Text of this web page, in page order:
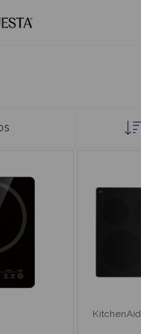
KitchenAid